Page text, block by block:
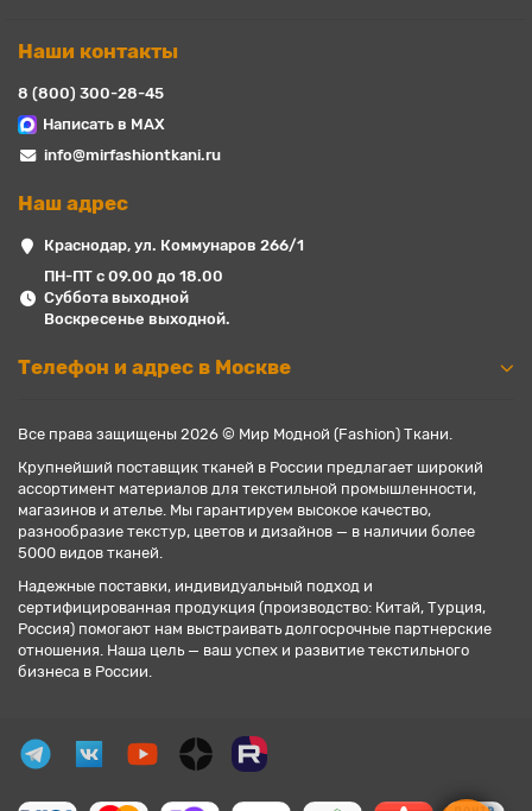
Наши контакты
8 (800) 300-28-45
Написать в MAX
info@mirfashiontkani.ru
Наш адрес
Краснодар, ул. Коммунаров 266/1
ПН-ПТ с 09.00 до 18.00
Суббота выходной
Воскресенье выходной.
Телефон и адрес в Москве
Все права защищены 2026 © Мир Модной (Fashion) Ткани.
Крупнейший поставщик тканей в России предлагает широкий
ассортимент материалов для текстильной промышленности,
магазинов и ателье. Мы гарантируем высокое качество,
разнообразие текстур, цветов и дизайнов — в наличии более
5000 видов тканей.
Надежные поставки, индивидуальный подход и
сертифицированная продукция (производство: Китай, Турция,
Россия) помогают нам выстраивать долгосрочные партнерские
отношения. Наша цель — ваш успех и развитие текстильного
бизнеса в России.